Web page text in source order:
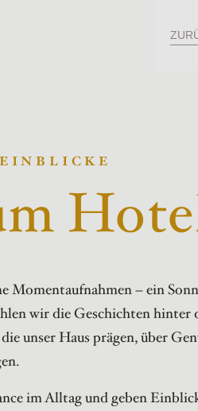
– ein
wir die Geschichten
unser Haus prägen, über
im Alltag und geben